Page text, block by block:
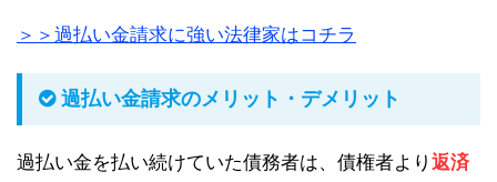
＞＞過払い金請求に強い法律家はコチラ
過払い金請求のメリット・デメリット
過払い金を払い続けていた債務者は、債権者より 返済